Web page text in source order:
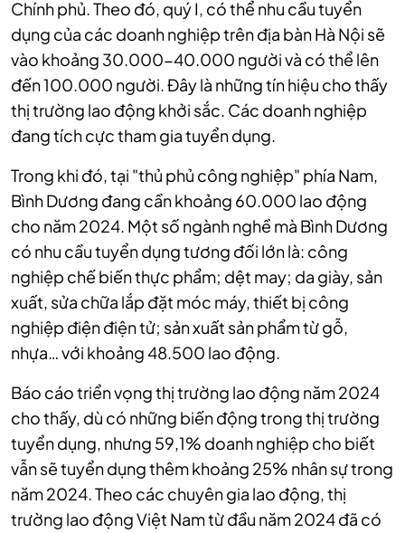
Chính phủ. Theo đó, quý I, có thể nhu cầu tuyển
dụng của các doanh nghiệp trên địa bàn Hà Nội sẽ
vào khoảng 30.000-40.000 người và có thể lên
đến 100.000 người. Đây là những tín hiệu cho thấy
thị trường lao động khởi sắc. Các doanh nghiệp
đang tích cực tham gia tuyển dụng.
Trong khi đó, tại "thủ phủ công nghiệp" phía Nam,
Bình Dương đang cần khoảng 60.000 lao động
cho năm 2024. Một số ngành nghề mà Bình Dương
có nhu cầu tuyển dụng tương đối lớn là: công
nghiệp chế biến thực phẩm; dệt may; da giày, sản
xuất, sửa chữa lắp đặt móc máy, thiết bị công
nghiệp điện điện tử; sản xuất sản phẩm từ gỗ,
nhựa… với khoảng 48.500 lao động.
Báo cáo triển vọng thị trường lao động năm 2024
cho thấy, dù có những biến động trong thị trường
tuyển dụng, nhưng 59,1% doanh nghiệp cho biết
vẫn sẽ tuyển dụng thêm khoảng 25% nhân sự trong
năm 2024. Theo các chuyên gia lao động, thị
trường lao động Việt Nam từ đầu năm 2024 đã có